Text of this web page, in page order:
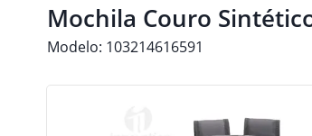
Mochila Couro
Modelo: 103214616591